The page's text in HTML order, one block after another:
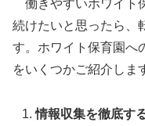
働きやすいホワイト
続けたいと思ったら、
す。ホワイト保育園へ
をいくつかご紹介しま
情報収集を徹底す